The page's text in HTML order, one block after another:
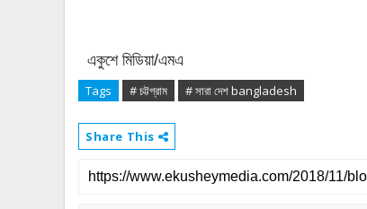
একুশে মিডিয়া/এমএ
Tags # চট্টগ্রাম # সারা দেশ bangladesh
Share This